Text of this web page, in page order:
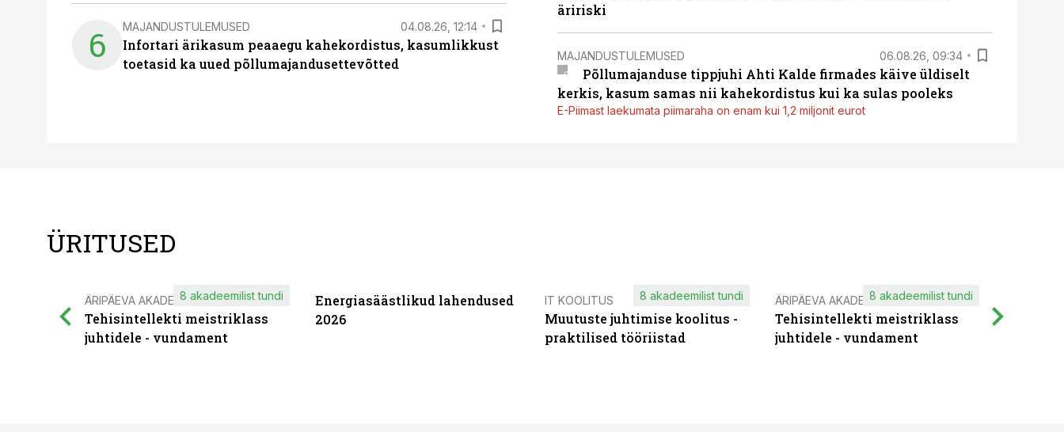
6 MAJANDUSTULEMUSED 04.08.26, 12:14
Infortari ärikasum peaaegu kahekordistus, kasumlikkust
toetasid ka uued põllumajandusettevõtted
äririski
MAJANDUSTULEMUSED 06.08.26, 09:34
Põllumajanduse tippjuhi Ahti Kalde firmades käive üldiselt
kerkis, kasum samas nii kahekordistus kui ka sulas pooleks
E-Piimast laekumata piimaraha on enam kui 1,2 miljonit eurot
ÜRITUSED
ÄRIPÄEVA AKADEEMIA
Tehisintellekti meistriklass
juhtidele - vundament
8 akadeemilist tundi
Energiasäästlikud lahendused
2026
IT KOOLITUS
Muutuste juhtimise koolitus -
praktilised tööriistad
8 akadeemilist tundi ÄRIPÄEVA AKADEEMIA
Tehisintellekti meistriklass
juhtidele - vundament
8 akadeemilist tundi